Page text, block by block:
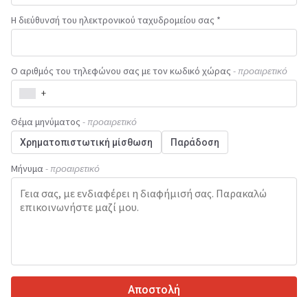
Η διεύθυνσή του ηλεκτρονικού ταχυδρομείου σας *
Ο αριθμός του τηλεφώνου σας με τον κωδικό χώρας - προαιρετικό
+
Θέμα μηνύματος - προαιρετικό
Χρηματοπιστωτική μίσθωση Παράδοση
Μήνυμα - προαιρετικό
Αποστολή